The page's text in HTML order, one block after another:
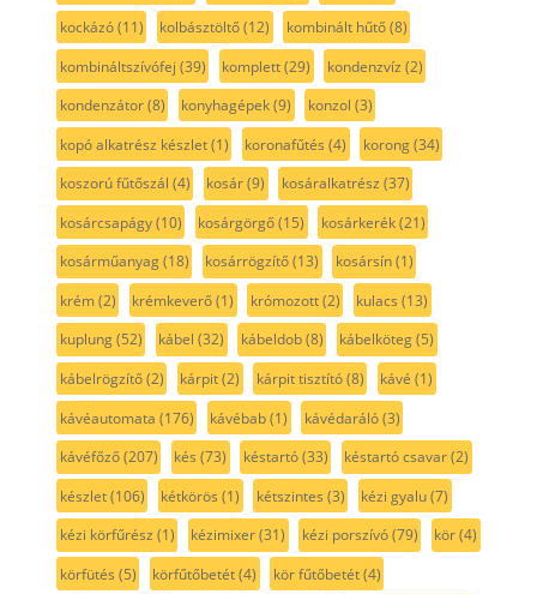
kockázó(11) kolbásztöltő(12) kombinált hűtő(8)
kombináltszívófej (39) komplett(29) kondenzvíz (2)
kondenzátor(8) konyhagépek(9) konzol (3)
kopó alkatrész készlet(1) koronafűtés (4) korong(34)
koszorú fűtőszál (4) kosár(9) kosáralkatrész (37)
kosárcsapágy(10) kosárgörgő(15) kosárkerék(21)
kosárműanyag(18) kosárrögzítő(13) kosársín(1)
krém(2) krémkeverő(1) krómozott(2) kulacs (13)
kuplung(52) kábel (32) kábeldob(8) kábelköteg(5)
kábelrögzítő(2) kárpit(2) kárpit tisztító(8) kávé (1)
kávéautomata (176) kávébab(1) kávédaráló(3)
kávéfőző(207) kés (73) késtartó(33) késtartó csavar(2)
készlet(106) kétkörös (1) kétszintes (3) kézi gyalu(7)
kézi körfűrész (1) kézimixer(31) kézi porszívó(79) kör(4)
körfütés (5) körfűtőbetét(4) kör fűtőbetét(4)